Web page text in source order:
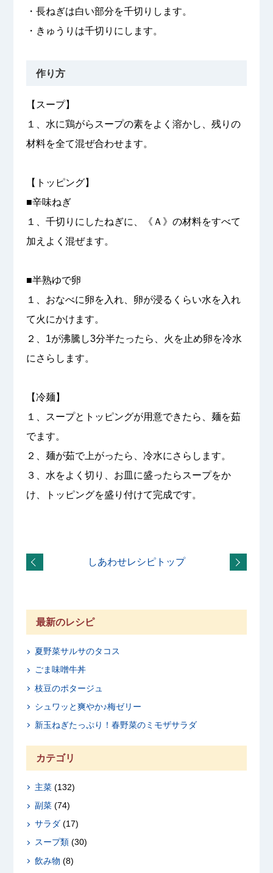
・長ねぎは白い部分を千切りします。
・きゅうりは千切りにします。
作り方
【スープ】
１、水に鶏がらスープの素をよく溶かし、残りの
材料を全て混ぜ合わせます。
【トッピング】
■辛味ねぎ
１、千切りにしたねぎに、《Ａ》の材料をすべて
加えよく混ぜます。
■半熟ゆで卵
１、おなべに卵を入れ、卵が浸るくらい水を入れ
て火にかけます。
２、1が沸騰し3分半たったら、火を止め卵を冷水
にさらします。
【冷麺】
１、スープとトッピングが用意できたら、麺を茹
でます。
２、麺が茹で上がったら、冷水にさらします。
３、水をよく切り、お皿に盛ったらスープをか
け、トッピングを盛り付けて完成です。
しあわせレシピトップ
最新のレシピ
夏野菜サルサのタコス
ごま味噌牛丼
枝豆のポタージュ
シュワッと爽やか♪梅ゼリー
新玉ねぎたっぷり！春野菜のミモザサラダ
カテゴリ
主菜(132)
副菜(74)
サラダ(17)
スープ類(30)
飲み物 (8)